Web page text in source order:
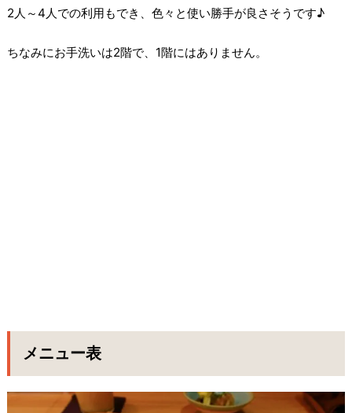
2人～4人での利用もでき、色々と使い勝手が良さそうです♪
ちなみにお手洗いは2階で、1階にはありません。
メニュー表